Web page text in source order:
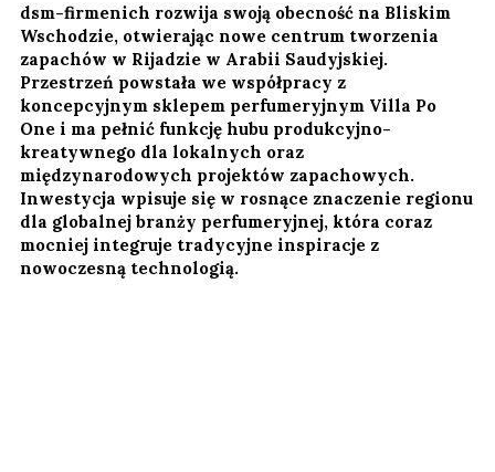
dsm-firmenich rozwija swoją obecność na Bliskim
Wschodzie, otwierając nowe centrum tworzenia
zapachów w Rijadzie w Arabii Saudyjskiej.
Przestrzeń powstała we współpracy z
koncepcyjnym sklepem perfumeryjnym Villa Po
One i ma pełnić funkcję hubu produkcyjno-
kreatywnego dla lokalnych oraz
międzynarodowych projektów zapachowych.
Inwestycja wpisuje się w rosnące znaczenie regionu
dla globalnej branży perfumeryjnej, która coraz
mocniej integruje tradycyjne inspiracje z
nowoczesną technologią.